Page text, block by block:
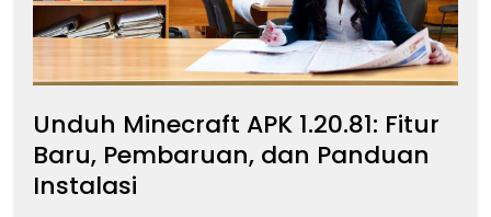
Unduh Minecraft APK 1.20.81: Fitur
Baru, Pembaruan, dan Panduan
Instalasi